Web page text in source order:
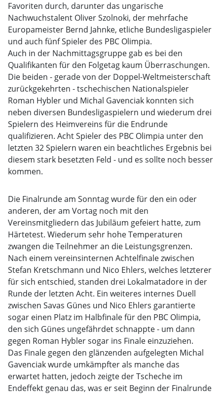
Favoriten durch, darunter das ungarische
Nachwuchstalent Oliver Szolnoki, der mehrfache
Europameister Bernd Jahnke, etliche Bundesligaspieler
und auch fünf Spieler des PBC Olimpia.
Auch in der Nachmittagsgruppe gab es bei den
Qualifikanten für den Folgetag kaum Überraschungen.
Die beiden - gerade von der Doppel-Weltmeisterschaft
zurückgekehrten - tschechischen Nationalspieler
Roman Hybler und Michal Gavenciak konnten sich
neben diversen Bundesligaspielern und wiederum drei
Spielern des Heimvereins für die Endrunde
qualifizieren. Acht Spieler des PBC Olimpia unter den
letzten 32 Spielern waren ein beachtliches Ergebnis bei
diesem stark besetzten Feld - und es sollte noch besser
kommen.
Die Finalrunde am Sonntag wurde für den ein oder
anderen, der am Vortag noch mit den
Vereinsmitgliedern das Jubiläum gefeiert hatte, zum
Härtetest. Wiederum sehr hohe Temperaturen
zwangen die Teilnehmer an die Leistungsgrenzen.
Nach einem vereinsinternen Achtelfinale zwischen
Stefan Kretschmann und Nico Ehlers, welches letzterer
für sich entschied, standen drei Lokalmatadore in der
Runde der letzten Acht. Ein weiteres internes Duell
zwischen Savas Günes und Nico Ehlers garantierte
sogar einen Platz im Halbfinale für den PBC Olimpia,
den sich Günes ungefährdet schnappte - um dann
gegen Roman Hybler sogar ins Finale einzuziehen.
Das Finale gegen den glänzenden aufgelegten Michal
Gavenciak wurde umkämpfter als manche das
erwartet hatten, jedoch zeigte der Tscheche im
Endeffekt genau das, was er seit Beginn der Finalrunde